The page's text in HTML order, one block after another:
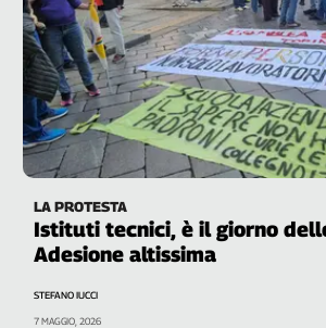
Tech
It
Easy
Inserti
Idea
Diffusa
trasmissioni
Work
LA PROTESTA
Istituti tecnici, è il giorno
Adesione altissima
STEFANO IUCCI
7 MAGGIO, 2026